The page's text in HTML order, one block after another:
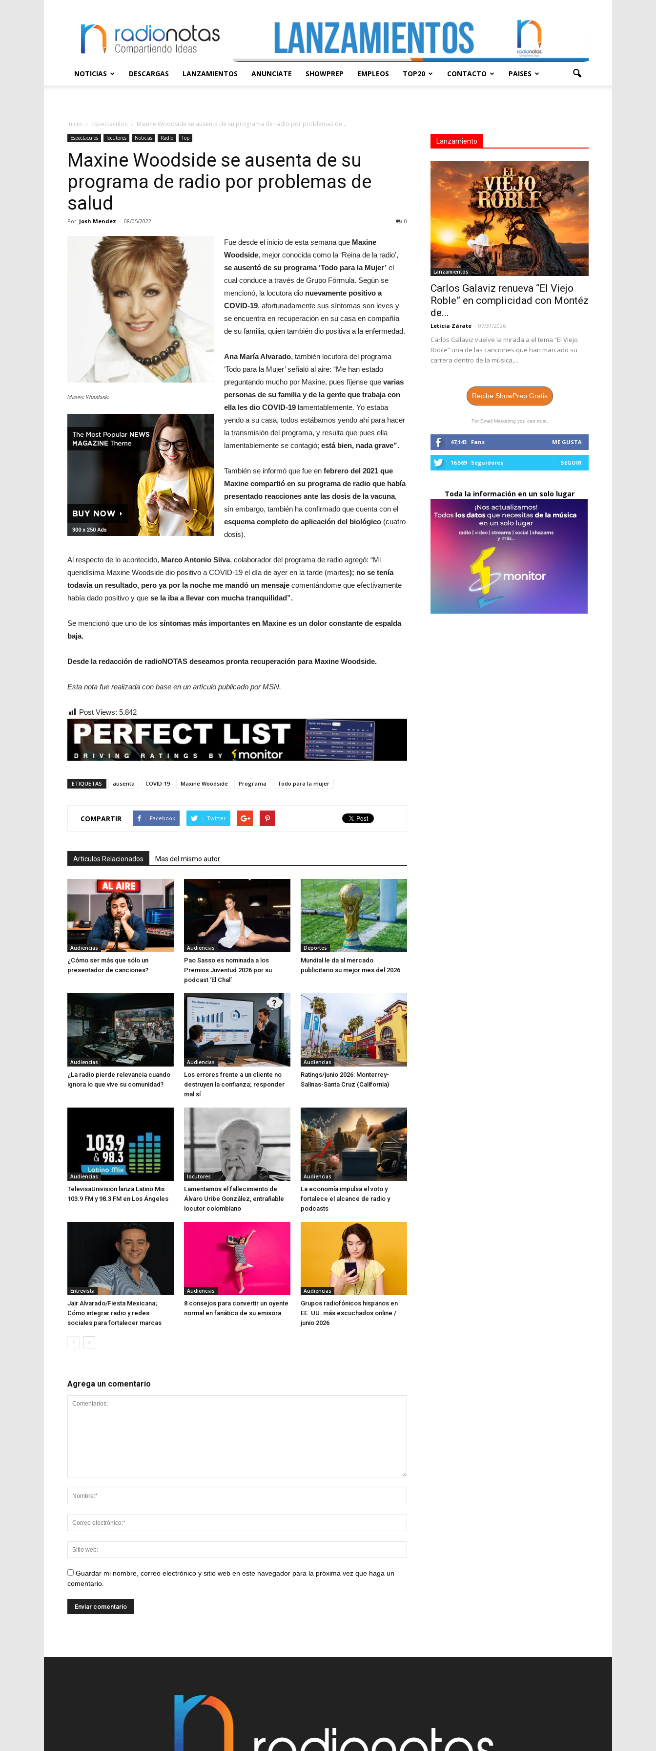
NOTICIAS DESCARGAS LANZAMIENTOS ANUNCIATE SHOWPREP EMPLEOS TOP20 CONTACTO PAISES
Inicio Espectaculos Maxine Woodside se ausenta de su programa de radio por problemas de...
Espectaculos locutores Noticias Radio Top
Maxine Woodside se ausenta de su
programa de radio por problemas de
salud
Por Josh Mendez - 08/05/2022 0
Maxine Woodside
Fue desde el inicio de esta semana que Maxine
Woodside, mejor conocida como la ‘Reina de la radio’,
se ausentó de su programa ‘Todo para la Mujer’ el
cual conduce a través de Grupo Fórmula. Según se
mencionó, la locutora dio nuevamente positivo a
COVID-19, afortunadamente sus síntomas son leves y
se encuentra en recuperación en su casa en compañía
de su familia, quien también dio positiva a la enfermedad.
Ana María Alvarado, también locutora del programa
‘Todo para la Mujer’ señaló al aire: “Me han estado
preguntando mucho por Maxine, pues fíjense que varias
personas de su familia y de la gente que trabaja con
ella les dio COVID-19 lamentablemente. Yo estaba
yendo a su casa, todos estábamos yendo ahí para hacer
la transmisión del programa, y resulta que pues ella
lamentablemente se contagió; está bien, nada grave”.
También se informó que fue en febrero del 2021 que
Maxine compartió en su programa de radio que había
presentado reacciones ante las dosis de la vacuna,
sin embargo, también ha confirmado que cuenta con el
esquema completo de aplicación del biológico (cuatro
dosis).
Al respecto de lo acontecido, Marco Antonio Silva, colaborador del programa de radio agregó: “Mi
queridísima Maxine Woodside dio positivo a COVID-19 el día de ayer en la tarde (martes); no se tenía
todavía un resultado, pero ya por la noche me mandó un mensaje comentándome que efectivamente
había dado positivo y que se la iba a llevar con mucha tranquilidad”.
Se mencionó que uno de los síntomas más importantes en Maxine es un dolor constante de espalda
baja.
Desde la redacción de radioNOTAS deseamos pronta recuperación para Maxine Woodside.
Esta nota fue realizada con base en un artículo publicado por MSN.
Post Views: 5.842
ETIQUETAS ausenta COVID-19 Maxine Woodside Programa Todo para la mujer
COMPARTIR Facebook Twitter
Articulos Relacionados Mas del mismo autor
Audiencias
¿Cómo ser más que sólo un
presentador de canciones?
Audiencias
Pao Sasso es nominada a los
Premios Juventud 2026 por su
podcast ‘El Chal’
Deportes
Mundial le da al mercado
publicitario su mejor mes del 2026
Audiencias
¿La radio pierde relevancia cuando
ignora lo que vive su comunidad?
Audiencias
Los errores frente a un cliente no
destruyen la confianza; responder
mal sí
Audiencias
Ratings/junio 2026: Monterrey-
Salinas-Santa Cruz (California)
Audiencias
TelevisaUnivision lanza Latino Mix
103.9 FM y 98.3 FM en Los Ángeles
locutores
Lamentamos el fallecimiento de
Álvaro Uribe González, entrañable
locutor colombiano
Audiencias
La economía impulsa el voto y
fortalece el alcance de radio y
podcasts
Entrevista
Jair Alvarado/Fiesta Mexicana;
Cómo integrar radio y redes
sociales para fortalecer marcas
Audiencias
8 consejos para convertir un oyente
normal en fanático de su emisora
Audiencias
Grupos radiofónicos hispanos en
EE. UU. más escuchados online /
junio 2026
Agrega un comentario
Guardar mi nombre, correo electrónico y sitio web en este navegador para la próxima vez que haga un
comentario.
Lanzamiento
Lanzamientos
Carlos Galaviz renueva “El Viejo
Roble” en complicidad con Montéz
de...
Leticia Zárate - 07/31/2026
Carlos Galaviz vuelve la mirada a el tema “El Viejo
Roble” una de las canciones que han marcado su
carrera dentro de la música,...
Recibe ShowPrep Gratis
For Email Marketing you can trust.
47,143 Fans ME GUSTA
16,569 Seguidores SEGUIR
Toda la información en un solo lugar